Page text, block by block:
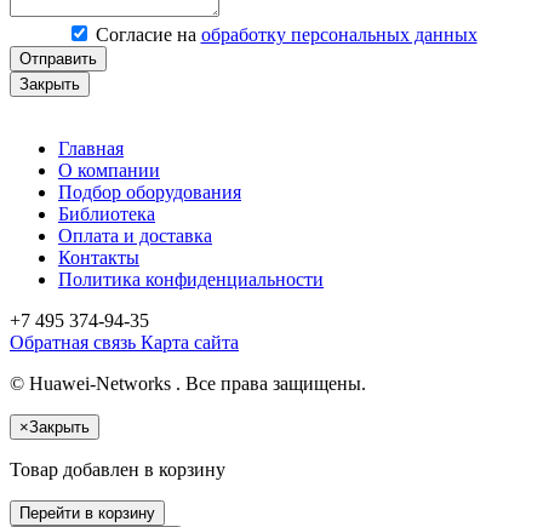
Согласие на обработку персональных данных
Отправить
Закрыть
Главная
О компании
Подбор оборудования
Библиотека
Оплата и доставка
Контакты
Политика конфиденциальности
+7 495 374-94-35
Обратная связь Карта сайта
© Huawei-Networks . Все права защищены.
×Закрыть
Товар добавлен в корзину
Перейти в корзину